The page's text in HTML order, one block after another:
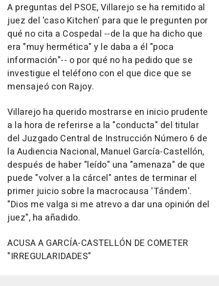
A preguntas del PSOE, Villarejo se ha remitido al
juez del 'caso Kitchen' para que le pregunten por
qué no cita a Cospedal --de la que ha dicho que
era "muy hermética" y le daba a él "poca
información"-- o por qué no ha pedido que se
investigue el teléfono con el que dice que se
mensajeó con Rajoy.
Villarejo ha querido mostrarse en inicio prudente
a la hora de referirse a la "conducta" del titular
del Juzgado Central de Instrucción Número 6 de
la Audiencia Nacional, Manuel García-Castellón,
después de haber "leído" una "amenaza" de que
puede "volver a la cárcel" antes de terminar el
primer juicio sobre la macrocausa 'Tándem'.
"Dios me valga si me atrevo a dar una opinión del
juez", ha añadido.
ACUSA A GARCÍA-CASTELLÓN DE COMETER
"IRREGULARIDADES"